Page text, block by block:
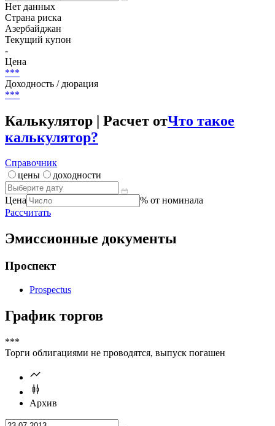
Нет данных
Страна риска
Азербайджан
Текущий купон
-
Цена
***
Доходность / дюрация
***
Калькулятор | Расчет отЧто такое
калькулятор?
Справочник
цены
доходности
Цена
% от номинала
Рассчитать
Эмиссионные документы
Проспект
Prospectus
График торгов
***
Торги облигациями не проводятся, выпуск погашен
Архив